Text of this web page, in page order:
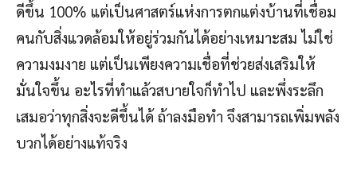
ดีขึ้น 100% แต่เป็นศาสตร์แห่งการตกแต่งบ้านที่เชื่อม
คนกับสิ่งแวดล้อมให้อยู่ร่วมกันได้อย่างเหมาะสม ไม่ใช่
ความงมงาย แต่เป็นเพียงความเชื่อที่ช่วยส่งเสริมให้
มั่นใจขึ้น อะไรที่ทำแล้วสบายใจก็ทำไป และพึ่งระลึก
เสมอว่าทุกสิ่งจะดีขึ้นได้ ถ้าลงมือทำ จึงสามารถเพิ่มพลัง
บวกได้อย่างแท้จริง